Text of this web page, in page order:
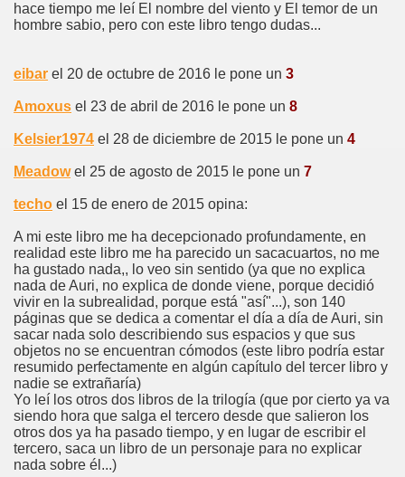
hace tiempo me leí El nombre del viento y El temor de un
hombre sabio, pero con este libro tengo dudas...
eibar el 20 de octubre de 2016 le pone un 3
Amoxus el 23 de abril de 2016 le pone un 8
Kelsier1974 el 28 de diciembre de 2015 le pone un 4
Meadowel 25 de agosto de 2015 le pone un 7
techo el 15 de enero de 2015 opina:
A mi este libro me ha decepcionado profundamente, en
realidad este libro me ha parecido un sacacuartos, no me
ha gustado nada,, lo veo sin sentido (ya que no explica
nada de Auri, no explica de donde viene, porque decidió
vivir en la subrealidad, porque está "así"...), son 140
páginas que se dedica a comentar el día a día de Auri, sin
sacar nada solo describiendo sus espacios y que sus
objetos no se encuentran cómodos (este libro podría estar
resumido perfectamente en algún capítulo del tercer libro y
nadie se extrañaría)
Yo leí los otros dos libros de la trilogía (que por cierto ya va
siendo hora que salga el tercero desde que salieron los
otros dos ya ha pasado tiempo, y en lugar de escribir el
tercero, saca un libro de un personaje para no explicar
nada sobre él...)